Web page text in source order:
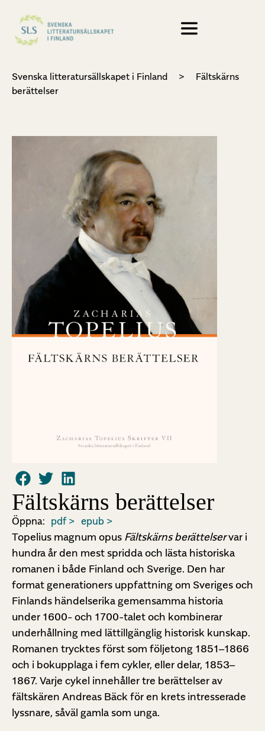
Svenska litteratursällskapet i Finland >
Fältskärns
berättelser
Fältskärns berättelser
Öppna: pdf > epub >
Topelius magnum opus Fältskärns berättelservar i
hundra år den mest spridda och lästa historiska
romanen i både Finland och Sverige. Den har
format generationers uppfattning om Sveriges och
Finlands händelserika gemensamma historia
under 1600- och 1700-talet och kombinerar
underhållning med lättillgänglig historisk kunskap.
Romanen trycktes först som följetong 1851–1866
och i bokupplaga i fem cykler, eller delar, 1853–
1867. Varje cykel innehåller tre berättelser av
fältskären Andreas Bäck för en krets intresserade
lyssnare, såväl gamla som unga.